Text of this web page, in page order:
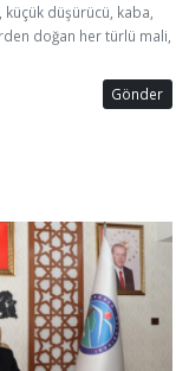
küçük düşürücü, kaba,
doğan her türlü mali,
Gönder